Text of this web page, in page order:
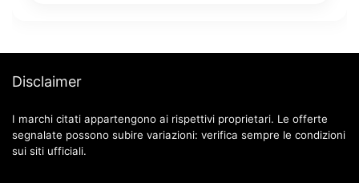
Disclaimer
I marchi citati appartengono ai rispettivi proprietari. Le offerte
segnalate possono subire variazioni: verifica sempre le condizioni
sui siti ufficiali.